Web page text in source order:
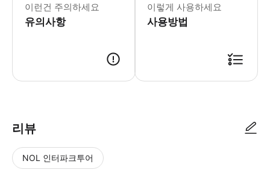
이런건 주의하세요
유의사항
이렇게 사용하세요
사용방법
리뷰
NOL 인터파크투어